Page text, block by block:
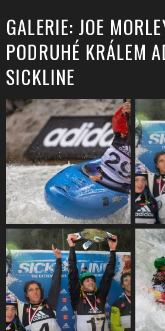
GALERIE: JOE
PODRUHÉ KRÁLEM
SICKLINE